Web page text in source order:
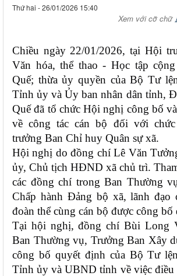
Thứ hai - 26/01/2026 15:40
Xem với cỡ chữ
Chiều ngày 22/01/2026, tại Hội
Văn hóa, thể thao - Học tập
Quế; thừa ủy quyền của Bộ Tư
Tỉnh ủy và Ủy ban nhân dân tỉnh,
Quế đã tổ chức Hội nghị công bố
về công tác cán bộ đối với
trưởng Ban Chỉ huy Quân sự xã.
Hội nghị do đồng chí Lê Văn
ủy, Chủ tịch HĐND xã chủ trì.
các đồng chí trong Ban Thường
Chấp hành Đảng bộ xã, lãnh đạo
đoàn thể cùng cán bộ được công
Tại hội nghị, đồng chí Bùi Long
Ban Thường vụ, Trưởng Ban Xây
công bố quyết định của Bộ Tư
Tỉnh ủy và UBND tỉnh về việc điều